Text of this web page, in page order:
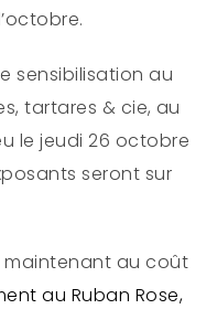
sensibilisation au
tartares & cie, au
le jeudi 26 octobre
seront sur
maintenant au coût
au Ruban Rose,